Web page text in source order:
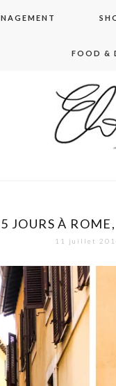
FOOD &
JOURS À
11 juillet